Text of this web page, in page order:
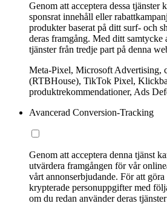
Genom att acceptera dessa tjänster
sponsrat innehåll eller
produkter baserat på ditt surf- och
deras framgång. Med ditt
tjänster från tredje part på denna
Meta-Pixel, Microsoft Advertising,
(RTBHouse), TikTok Pixel,
produktrekommendationer, Ads
Avancerad Conversion-Tracking
Genom att acceptera denna tjänst
utvärdera framgången för vår
vårt annonserbjudande. För att
krypterade personuppgifter med
om du redan använder deras